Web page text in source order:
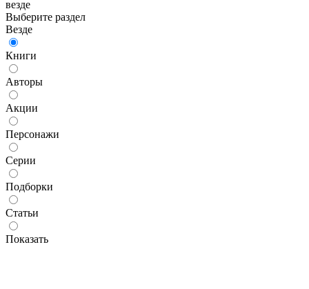
везде
Выберите раздел
Везде
Книги
Авторы
Акции
Персонажи
Серии
Подборки
Статьи
Показать